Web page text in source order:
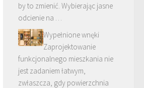
by to zmienić. Wybierając jasne
odcienie na …
Wypełnione wnęki
Zaprojektowanie
funkcjonalnego mieszkania nie
jest zadaniem łatwym,
zwłaszcza, gdy powierzchnia